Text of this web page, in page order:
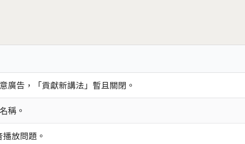
廣告，「貢獻新講法」暫且關閉。
稱。
放問題。